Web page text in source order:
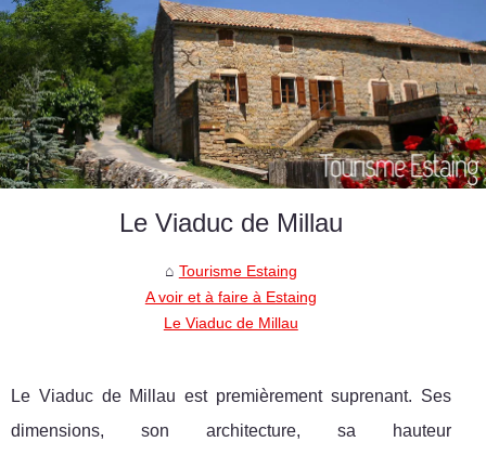
Le Viaduc de Millau
Tourisme Estaing
A voir et à faire à Estaing
Le Viaduc de Millau
Le Viaduc de Millau est premièrement suprenant. Ses
dimensions, son architecture, sa hauteur